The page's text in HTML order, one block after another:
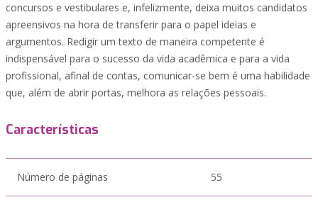
concursos e vestibulares e, infelizmente, deixa muitos candidatos
apreensivos na hora de transferir para o papel ideias e
argumentos. Redigir um texto de maneira competente é
indispensável para o sucesso da vida acadêmica e para a vida
profissional, afinal de contas, comunicar-se bem é uma habilidade
que, além de abrir portas, melhora as relações pessoais.
Características
Número de páginas 55